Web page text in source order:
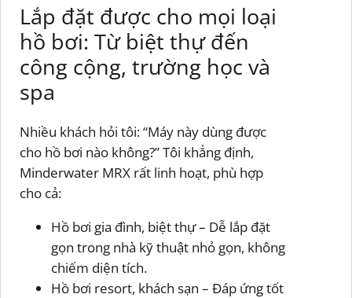
Lắp đặt được cho mọi loại
hồ bơi: Từ biệt thự đến
công cộng, trường học và
spa
Nhiều khách hỏi tôi: “Máy này dùng được
cho hồ bơi nào không?” Tôi khẳng định,
Minderwater MRX rất linh hoạt, phù hợp
cho cả:
Hồ bơi gia đình, biệt thự – Dễ lắp đặt
gọn trong nhà kỹ thuật nhỏ gọn, không
chiếm diện tích.
Hồ bơi resort, khách sạn – Đáp ứng tốt